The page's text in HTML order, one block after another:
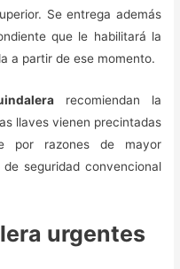
Se entrega además
que le habilitará la
a partir de ese momento.
recomiendan la
llaves vienen precintadas
por razones de mayor
seguridad convencional
urgentes